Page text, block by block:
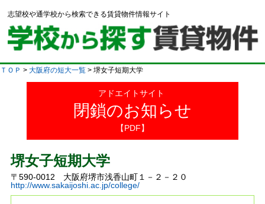
志望校や通学校から検索できる賃貸物件情報サイト
ＴＯＰ > 大阪府の短大一覧 > 堺女子短期大学
アドエイトサイト
閉鎖のお知らせ
【PDF】
堺女子短期大学
〒590-0012 大阪府堺市浅香山町１－２－２０
http://www.sakaijoshi.ac.jp/college/